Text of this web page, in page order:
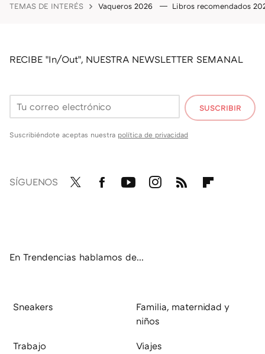
TEMAS DE INTERÉS Vaqueros 2026 Libros recomendados
RECIBE "In/Out", NUESTRA NEWSLETTER SEMANAL
SUSCRIBIR
Suscribiéndote aceptas nuestra política de privacidad
SÍGUENOS
En Trendencias hablamos de...
Sneakers
Familia, maternidad y
niños
Trabajo Viajes